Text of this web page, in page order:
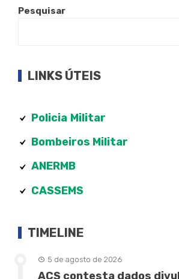
Pesquisar
LINKS ÚTEIS
Policia Militar
Bombeiros Militar
ANERMB
CASSEMS
TIMELINE
5 de agosto de 2026
ACS contesta dados